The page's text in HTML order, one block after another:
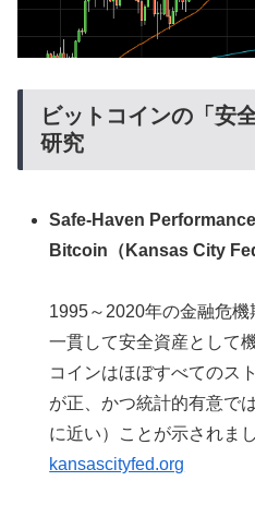
ビットコインの「安
研究
Safe-Haven
Bitcoin（Kansas City
1995～2020年の金融危
一貫して安全資産として
コインはほぼすべてのス
が正、かつ統計的有意で
に近い）ことが示されま
kansascityfed.org